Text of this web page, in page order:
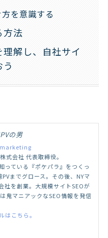
を意識する
方法
解し、自社サイ
の男
式会社 代表取締役。
っている『ポケパラ』をつくっ
までグロース。その後、NYマ
社を創業。大規模サイトSEOが
鬼マニアックなSEO情報を発信
はこちら。